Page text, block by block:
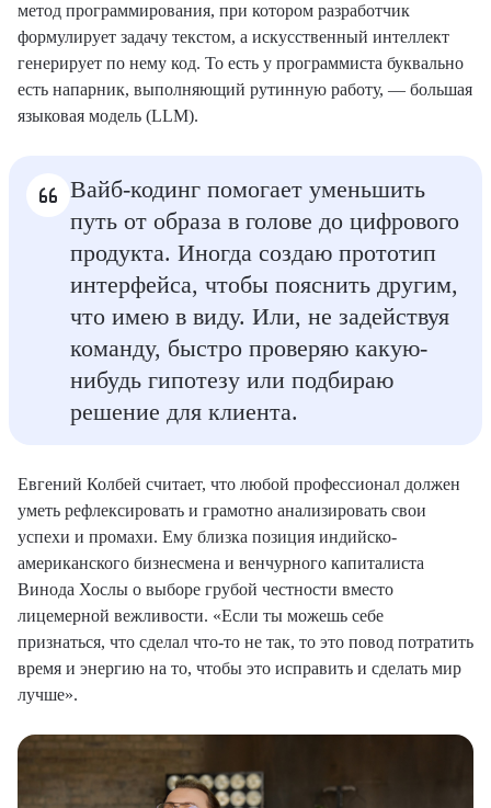
метод программирования, при котором разработчик
формулирует задачу текстом, а искусственный интеллект
генерирует по нему код. То есть у программиста буквально
есть напарник, выполняющий рутинную работу, — большая
языковая модель (LLM).
Вайб-кодинг помогает уменьшить
путь от образа в голове до цифрового
продукта. Иногда создаю прототип
интерфейса, чтобы пояснить другим,
что имею в виду. Или, не задействуя
команду, быстро проверяю какую-
нибудь гипотезу или подбираю
решение для клиента.
Евгений Колбей считает, что любой профессионал должен
уметь рефлексировать и грамотно анализировать свои
успехи и промахи. Ему близка позиция индийско-
американского бизнесмена и венчурного капиталиста
Винода Хослы о выборе грубой честности вместо
лицемерной вежливости. «Если ты можешь себе
признаться, что сделал что-то не так, то это повод потратить
время и энергию на то, чтобы это исправить и сделать мир
лучше».